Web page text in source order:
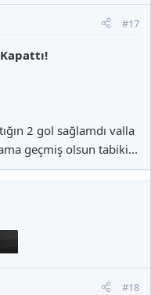
#17
2 gol sağlamdı valla
geçmiş olsun tabiki...
#18